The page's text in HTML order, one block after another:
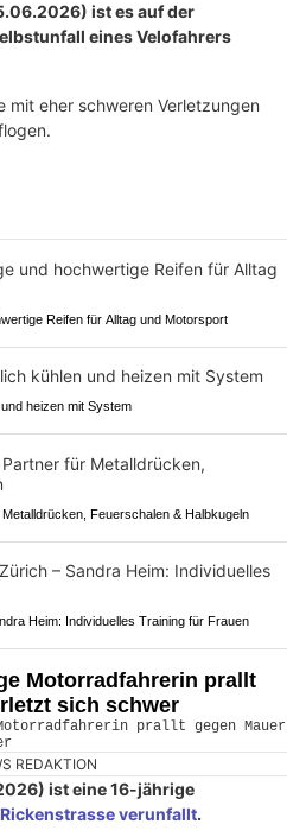
ist es auf der
eines Velofahrers
mit eher schweren Verletzungen
Reifen für Alltag und Motorsport
heizen mit System
Feuerschalen & Halbkugeln
Heim: Individuelles Training für Frauen
Motorradfahrerin prallt
sich schwer
REDAKTION
ist eine 16-jährige
verunfallt.